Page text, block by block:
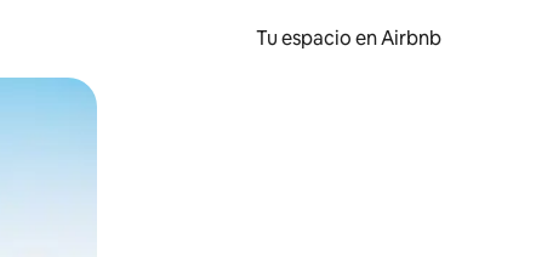
Tu espacio en Airbnb